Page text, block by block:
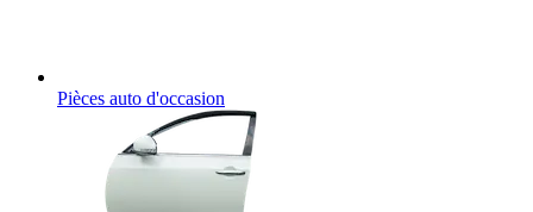
Pièces auto d'occasion